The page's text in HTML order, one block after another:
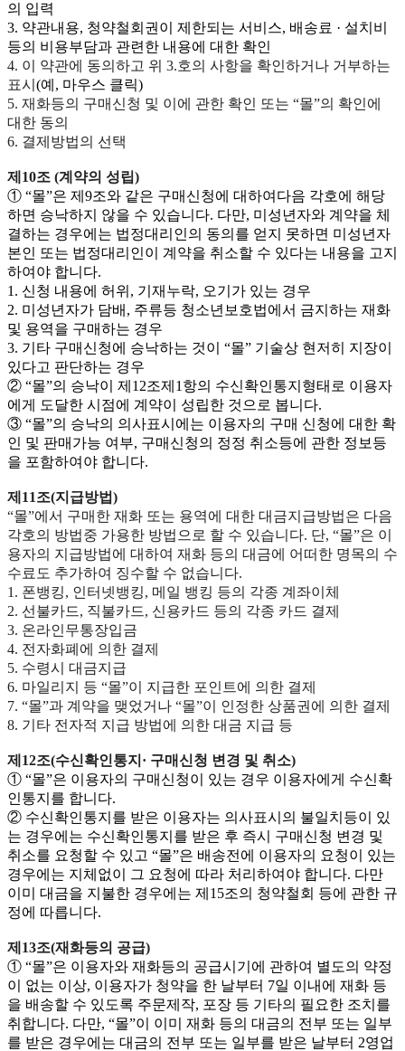
의 입력
3. 약관내용, 청약철회권이 제한되는 서비스, 배송료 · 설치비
등의 비용부담과 관련한 내용에 대한 확인
4. 이 약관에 동의하고 위 3.호의 사항을 확인하거나 거부하는
표시 (예, 마우스 클릭)
5. 재화등의 구매신청 및 이에 관한 확인 또는 “몰”의 확인에
대한 동의
6. 결제방법의 선택
제10조 (계약의 성립)
① “몰”은 제9조와 같은 구매신청에 대하여다음 각호에 해당
하면 승낙하지 않을 수 있습니다. 다만, 미성년자와 계약을 체
결하는 경우에는 법정대리인의 동의를 얻지 못하면 미성년자
본인 또는 법정대리인이 계약을 취소할 수 있다는 내용을 고지
하여야 합니다.
1. 신청 내용에 허위, 기재누락, 오기가 있는 경우
2. 미성년자가 담배, 주류등 청소년보호법에서 금지하는 재화
및 용역을 구매하는 경우
3. 기타 구매신청에 승낙하는 것이 “몰” 기술상 현저히 지장이
있다고 판단하는 경우
② “몰”의 승낙이 제12조제1항의 수신확인통지형태로 이용자
에게 도달한 시점에 계약이 성립한 것으로 봅니다.
③ “몰”의 승낙의 의사표시에는 이용자의 구매 신청에 대한 확
인 및 판매가능 여부, 구매신청의 정정 취소등에 관한 정보등
을 포함하여야 합니다.
제11조(지급방법)
“몰”에서 구매한 재화 또는 용역에 대한 대금지급방법은 다음
각호의 방법중 가용한 방법으로 할 수 있습니다. 단, “몰”은 이
용자의 지급방법에 대하여 재화 등의 대금에 어떠한 명목의 수
수료도 추가하여 징수할 수 없습니다.
1. 폰뱅킹, 인터넷뱅킹, 메일 뱅킹 등의 각종 계좌이체
2. 선불카드, 직불카드, 신용카드 등의 각종 카드 결제
3. 온라인무통장입금
4. 전자화폐에 의한 결제
5. 수령시 대금지급
6. 마일리지 등 “몰”이 지급한 포인트에 의한 결제
7. “몰”과 계약을 맺었거나 “몰”이 인정한 상품권에 의한 결제
8. 기타 전자적 지급 방법에 의한 대금 지급 등
제12조(수신확인통지· 구매신청 변경 및 취소)
① “몰”은 이용자의 구매신청이 있는 경우 이용자에게 수신확
인통지를 합니다.
② 수신확인통지를 받은 이용자는 의사표시의 불일치등이 있
는 경우에는 수신확인통지를 받은 후 즉시 구매신청 변경 및
취소를 요청할 수 있고 “몰”은 배송전에 이용자의 요청이 있는
경우에는 지체없이 그 요청에 따라 처리하여야 합니다. 다만
이미 대금을 지불한 경우에는 제15조의 청약철회 등에 관한 규
정에 따릅니다.
제13조(재화등의 공급)
① “몰”은 이용자와 재화등의 공급시기에 관하여 별도의 약정
이 없는 이상, 이용자가 청약을 한 날부터 7일 이내에 재화 등
을 배송할 수 있도록 주문제작, 포장 등 기타의 필요한 조치를
취합니다. 다만, “몰”이 이미 재화 등의 대금의 전부 또는 일부
를 받은 경우에는 대금의 전부 또는 일부를 받은 날부터 2영업